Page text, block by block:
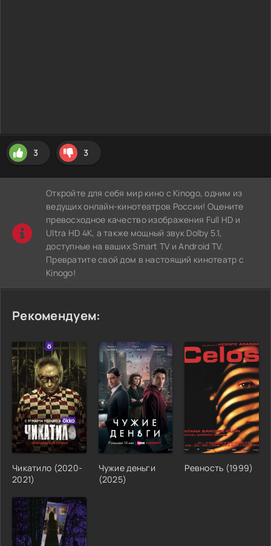
3 3
Откройте для себя мир кино с Kinogo, одним из
ведущих онлайн-кинотеатров России! Оцените
превосходное качество изображения Full HD и
Ultra HD 4K, а также мощный звук Dolby 5.1,
доступные на ваших Smart TV и Android TV.
Превратите свой дом в настоящий кинотеатр с
Kinogo!
Рекомендуем:
Чикатило (2020-
2021)
Чужие деньги
(2025)
Ревность (1999)